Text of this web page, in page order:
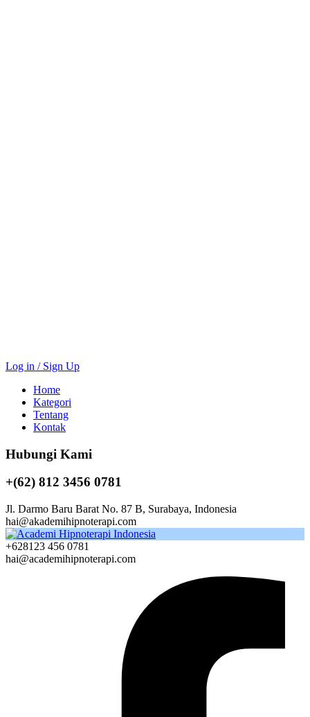
Log in / Sign Up
Home
Kategori
Tentang
Kontak
Hubungi Kami
+(62) 812 3456 0781
Jl. Darmo Baru Barat No. 87 B, Surabaya, Indonesia
hai@akademihipnoterapi.com
+628123 456 0781
hai@academihipnoterapi.com